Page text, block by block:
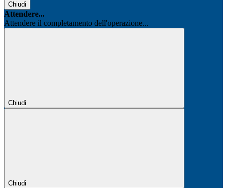
Chiudi
Attendere...
Attendere il completamento dell'operazione...
Chiudi
Chiudi